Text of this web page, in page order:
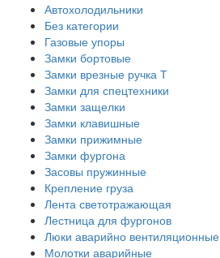
Автохолодильники
Без категории
Газовые упоры
Замки бортовые
Замки врезные ручка Т
Замки для спецтехники
Замки защелки
Замки клавишные
Замки прижимные
Замки фургона
Засовы пружинные
Крепление груза
Лента светотражающая
Лестница для фургонов
Люки аварийно вентиляционные
Молотки аварийные